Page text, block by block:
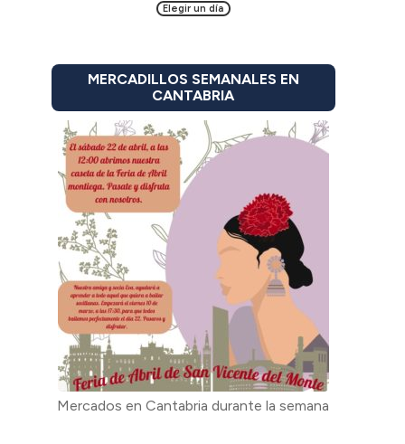
Elegir un día
MERCADILLOS SEMANALES EN
CANTABRIA
Mercados en Cantabria durante la semana